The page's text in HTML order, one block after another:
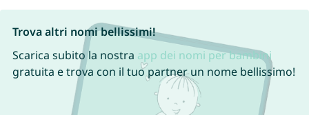
Trova altri nomi bellissimi!
Scarica subito la nostra app dei nomi per bambini
gratuita e trova con il tuo partner un nome bellissimo!